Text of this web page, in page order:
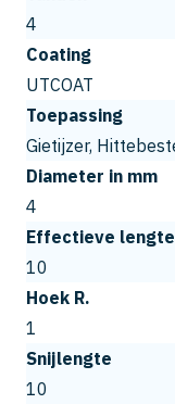
4
Coating
UTCOAT
Toepassing
Gietijzer,
Diameter in mm
4
Effectieve lengte
10
Hoek R.
1
Snijlengte
10